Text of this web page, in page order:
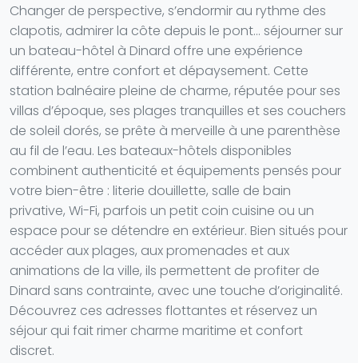
Changer de perspective, s’endormir au rythme des
clapotis, admirer la côte depuis le pont… séjourner sur
un bateau-hôtel à Dinard offre une expérience
différente, entre confort et dépaysement. Cette
station balnéaire pleine de charme, réputée pour ses
villas d’époque, ses plages tranquilles et ses couchers
de soleil dorés, se prête à merveille à une parenthèse
au fil de l’eau. Les bateaux-hôtels disponibles
combinent authenticité et équipements pensés pour
votre bien-être : literie douillette, salle de bain
privative, Wi-Fi, parfois un petit coin cuisine ou un
espace pour se détendre en extérieur. Bien situés pour
accéder aux plages, aux promenades et aux
animations de la ville, ils permettent de profiter de
Dinard sans contrainte, avec une touche d’originalité.
Découvrez ces adresses flottantes et réservez un
séjour qui fait rimer charme maritime et confort
discret.